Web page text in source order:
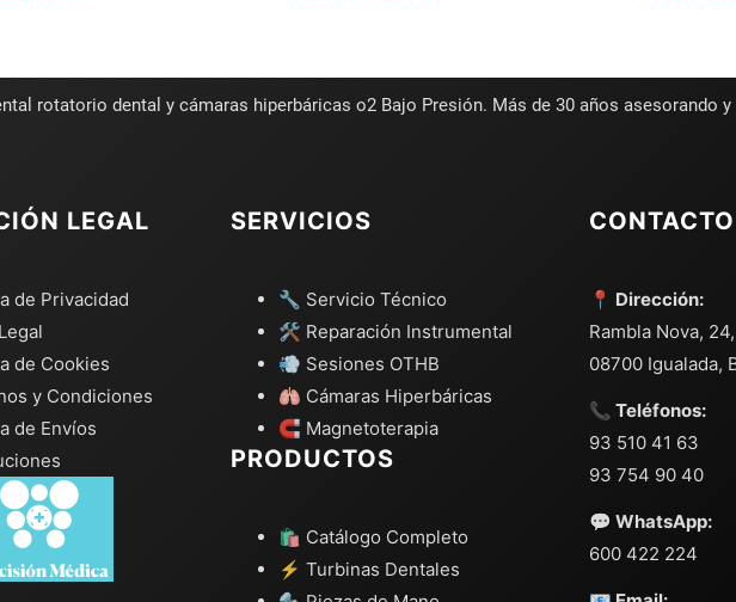
rotatorio dental y cámaras hiperbáricas o2 Bajo Presión. Más de 30 años asesorando
LEGAL
de Privacidad
de Cookies
y Condiciones
de Envíos
SERVICIOS
🔧 Servicio Técnico
🛠️ Reparación Instrumental
💨 Sesiones OTHB
🫁 Cámaras Hiperbáricas
🧲 Magnetoterapia
PRODUCTOS
🛍️ Catálogo Completo
⚡ Turbinas Dentales
CONTACTO
📍 Dirección:
Rambla Nova, 24,
08700 Igualada,
📞 Teléfonos:
93 510 41 63
93 754 90 40
💬 WhatsApp:
600 422 224